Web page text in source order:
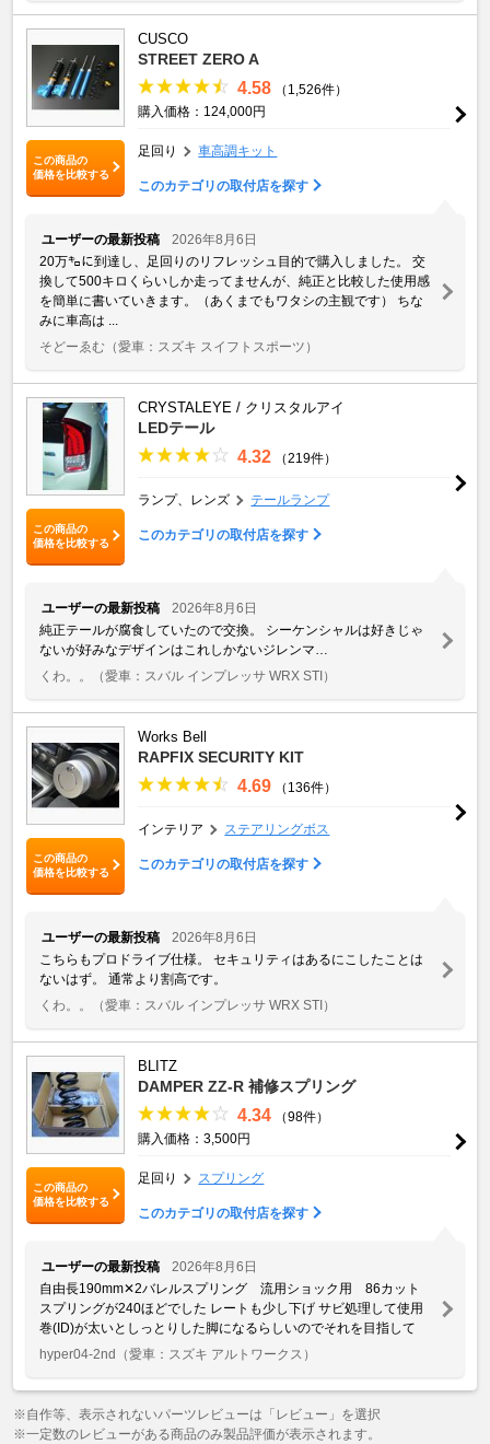
この商品の
価格を比較する
CUSCO
STREET ZERO A
4.58
（1,526件）
購入価格：124,000円
足回り 車高調キット
このカテゴリの取付店を探す
ユーザーの最新投稿
2026年8月6日
20万㌔に到達し、足回りのリフレッシュ目的で購入しました。 交
換して500キロくらいしか走ってませんが、純正と比較した使用感
を簡単に書いていきます。（あくまでもワタシの主観です） ちな
みに車高は ...
そどーゑむ （愛車：スズキ スイフトスポーツ）
この商品の
価格を比較する
CRYSTALEYE / クリスタルアイ
LEDテール
4.32 （219件）
ランプ、レンズ テールランプ
このカテゴリの取付店を探す
ユーザーの最新投稿
2026年8月6日
純正テールが腐食していたので交換。 シーケンシャルは好きじゃ
ないが好みなデザインはこれしかないジレンマ…
くわ。。
（愛車：スバル インプレッサ WRX STI）
この商品の
価格を比較する
Works Bell
RAPFIX SECURITY KIT
4.69 （136件）
インテリア ステアリングボス
このカテゴリの取付店を探す
ユーザーの最新投稿
2026年8月6日
こちらもプロドライブ仕様。 セキュリティはあるにこしたことは
ないはず。 通常より割高です。
くわ。。
（愛車：スバル インプレッサ WRX STI）
この商品の
価格を比較する
BLITZ
DAMPER ZZ-R 補修スプリング
4.34
（98件）
購入価格：3,500円
足回り スプリング
このカテゴリの取付店を探す
ユーザーの最新投稿
2026年8月6日
自由長190mm✕2バレルスプリング 流用ショック用 86カット
スプリングが240ほどでした レートも少し下げ サビ処理して使用
巻(ID)が太いとしっとりした脚になるらしいのでそれを目指して
hyper04-2nd （愛車：スズキ アルトワークス）
※自作等、表示されないパーツレビューは「レビュー」を選択
※一定数のレビューがある商品のみ製品評価が表示されます。